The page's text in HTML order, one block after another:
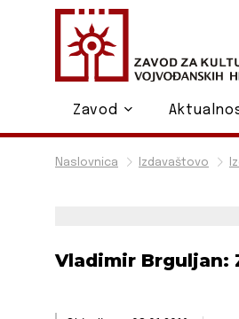
Naslovnica Izdavaštovo
Vladimir Brguljan:
Zavod